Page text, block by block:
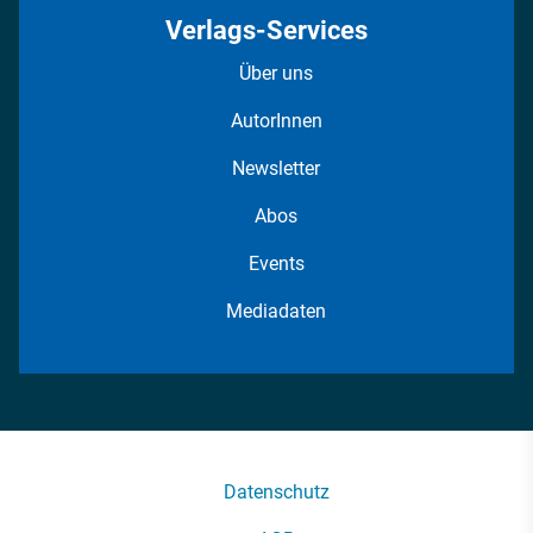
Verlags-Services
Über uns
AutorInnen
Newsletter
Abos
Events
Mediadaten
Datenschutz